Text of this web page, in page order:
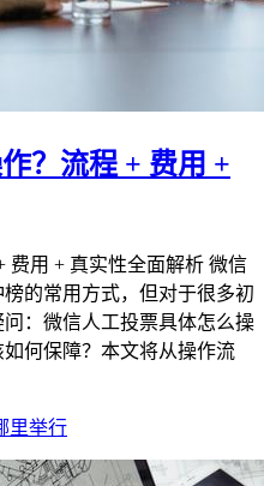
？流程 + 费用 +
费用 + 真实性全面解析 微信
的常用方式，但对于很多初
：微信人工投票具体怎么操
何保障？本文将从操作流
里举行